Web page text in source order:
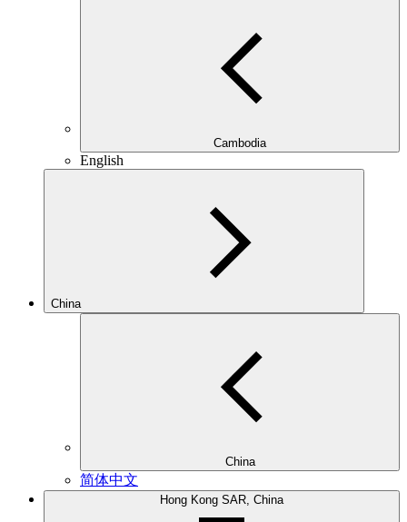
Cambodia
English
China
China
简体中文
Hong Kong SAR, China